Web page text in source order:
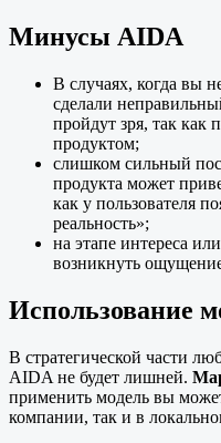
Минусы AIDA
В случаях, когда вы
сделали
пройдут зря, так как
продуктом;
слишком сильный
продукта может
как у пользователя
реальность»;
на этапе интереса
возникнуть
Использование
В стратегической части
AIDA не будет лишней.
применить модель вы
компании, так и в